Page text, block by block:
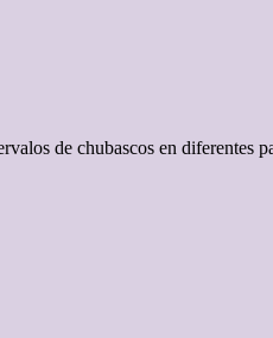
de chubascos en diferentes